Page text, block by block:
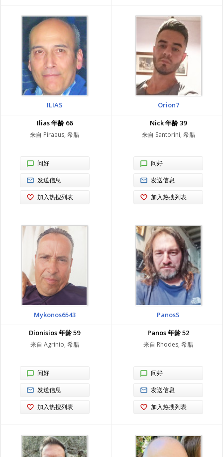
ILIAS
Ilias 年龄 66
来自 Piraeus, 希腊
问好
发送信息
加入热搜列表
Orion7
Nick 年龄 39
来自 Santorini, 希腊
问好
发送信息
加入热搜列表
Mykonos6543
Dionisios 年龄 59
来自 Agrinio, 希腊
问好
发送信息
加入热搜列表
PanosS
Panos 年龄 52
来自 Rhodes, 希腊
问好
发送信息
加入热搜列表